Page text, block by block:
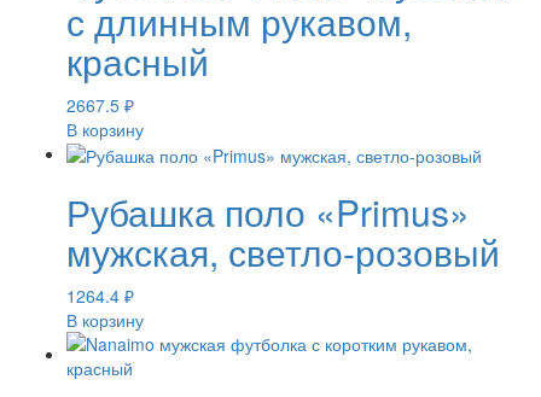
с длинным рукавом,
красный
2667.5 ₽
В корзину
Рубашка поло «Primus»
мужская, светло-розовый
1264.4 ₽
В корзину